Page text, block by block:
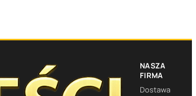
NASZA
FIRMA
Dostawa